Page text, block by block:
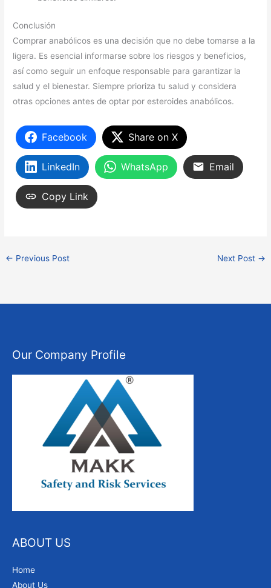
Conclusión
Comprar anabólicos es una decisión que no debe tomarse a la
ligera. Es esencial informarse sobre los riesgos y beneficios,
así como seguir un enfoque responsable para garantizar la
salud y el bienestar. Siempre prioriza tu salud y considera
otras opciones antes de optar por esteroides anabólicos.
Facebook Share on X
LinkedIn WhatsApp Email
Copy Link
← Previous Post Next Post →
Our Company Profile
ABOUT US
Home
About Us